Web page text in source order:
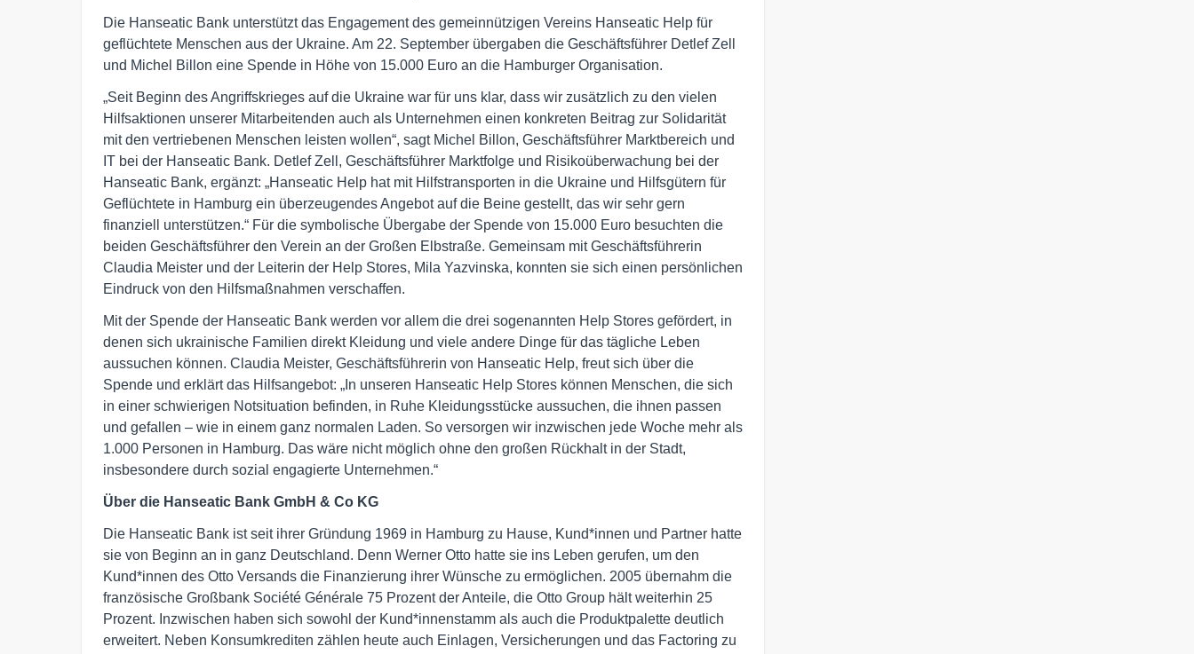
Die Hanseatic Bank unterstützt das Engagement des gemeinnützigen Vereins Hanseatic Help für
geflüchtete Menschen aus der Ukraine. Am 22. September übergaben die Geschäftsführer Detlef Zell
und Michel Billon eine Spende in Höhe von 15.000 Euro an die Hamburger Organisation.
„Seit Beginn des Angriffskrieges auf die Ukraine war für uns klar, dass wir zusätzlich zu den vielen
Hilfsaktionen unserer Mitarbeitenden auch als Unternehmen einen konkreten Beitrag zur Solidarität
mit den vertriebenen Menschen leisten wollen“, sagt Michel Billon, Geschäftsführer Marktbereich und
IT bei der Hanseatic Bank. Detlef Zell, Geschäftsführer Marktfolge und Risikoüberwachung bei der
Hanseatic Bank, ergänzt: „Hanseatic Help hat mit Hilfstransporten in die Ukraine und Hilfsgütern für
Geflüchtete in Hamburg ein überzeugendes Angebot auf die Beine gestellt, das wir sehr gern
finanziell unterstützen.“ Für die symbolische Übergabe der Spende von 15.000 Euro besuchten die
beiden Geschäftsführer den Verein an der Großen Elbstraße. Gemeinsam mit Geschäftsführerin
Claudia Meister und der Leiterin der Help Stores, Mila Yazvinska, konnten sie sich einen persönlichen
Eindruck von den Hilfsmaßnahmen verschaffen.
Mit der Spende der Hanseatic Bank werden vor allem die drei sogenannten Help Stores gefördert, in
denen sich ukrainische Familien direkt Kleidung und viele andere Dinge für das tägliche Leben
aussuchen können. Claudia Meister, Geschäftsführerin von Hanseatic Help, freut sich über die
Spende und erklärt das Hilfsangebot: „In unseren Hanseatic Help Stores können Menschen, die sich
in einer schwierigen Notsituation befinden, in Ruhe Kleidungsstücke aussuchen, die ihnen passen
und gefallen – wie in einem ganz normalen Laden. So versorgen wir inzwischen jede Woche mehr als
1.000 Personen in Hamburg. Das wäre nicht möglich ohne den großen Rückhalt in der Stadt,
insbesondere durch sozial engagierte Unternehmen.“
Über die Hanseatic Bank GmbH & Co KG
Die Hanseatic Bank ist seit ihrer Gründung 1969 in Hamburg zu Hause, Kund*innen und Partner hatte
sie von Beginn an in ganz Deutschland. Denn Werner Otto hatte sie ins Leben gerufen, um den
Kund*innen des Otto Versands die Finanzierung ihrer Wünsche zu ermöglichen. 2005 übernahm die
französische Großbank Société Générale 75 Prozent der Anteile, die Otto Group hält weiterhin 25
Prozent. Inzwischen haben sich sowohl der Kund*innenstamm als auch die Produktpalette deutlich
erweitert. Neben Konsumkrediten zählen heute auch Einlagen, Versicherungen und das Factoring zu